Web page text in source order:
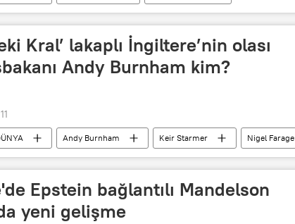
Kral’ lakaplı İngiltere’nin olası
Andy Burnham kim?
Andy Burnham Keir Starmer
Nigel Farage
Epstein bağlantılı Mandelson
yeni gelişme